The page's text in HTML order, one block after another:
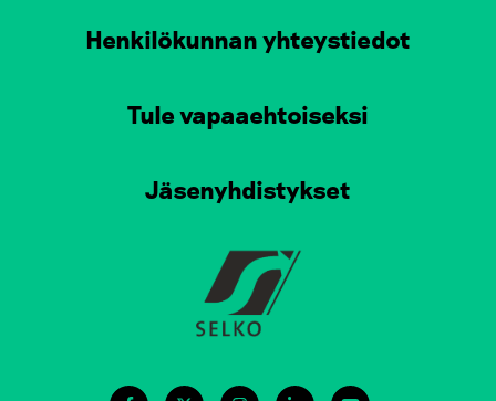
Henkilökunnan yhteystiedot
Tule vapaaehtoiseksi
Jäsenyhdistykset